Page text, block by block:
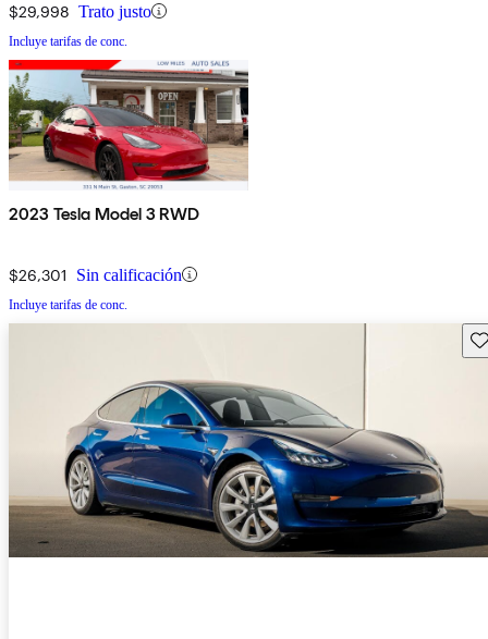
$29,998 Trato justo
Incluye tarifas de conc.
2023 Tesla Model 3 RWD
$26,301 Sin calificación
Incluye tarifas de conc.